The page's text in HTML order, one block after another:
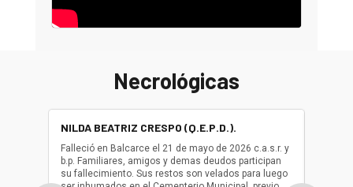
Necrológicas
NILDA BEATRIZ CRESPO (Q.E.P.D.).
Falleció en Balcarce el 21 de mayo de 2026 c.a.s.r. y
b.p. Familiares, amigos y demas deudos participan
su fallecimiento. Sus restos son velados para luego